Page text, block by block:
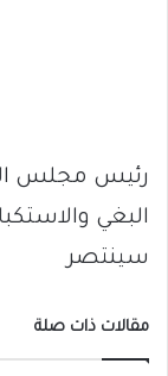
رئيس مجلس
البغي
سينتصر
مقالات ذات صلة